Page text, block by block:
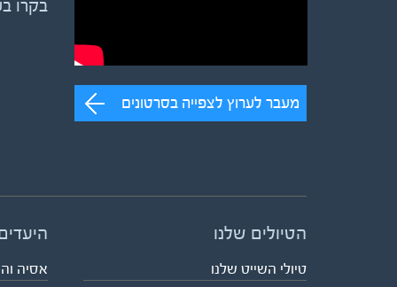
מעבר לערוץ לצפייה בסרטונים
בקרו
הטיולים שלנו
טיולי השייט שלנו
אסיה